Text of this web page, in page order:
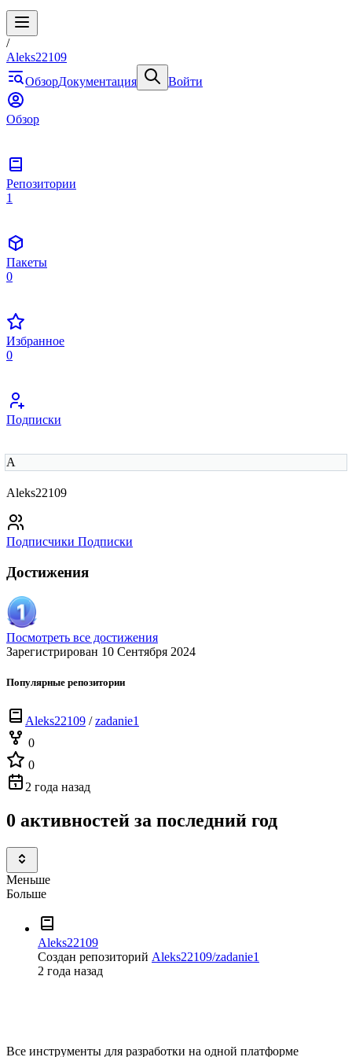
/
Aleks22109
ОбзорДокументация Войти
Обзор
Репозитории
1
Пакеты
0
Избранное
0
Подписки
A
Aleks22109
Подписчики Подписки
Достижения
Посмотреть все достижения
Зарегистрирован 10 Сентября 2024
Популярные репозитории
Aleks22109 /zadanie1
0
0
2 года назад
0 активностей за последний год
Меньше
Больше
Aleks22109
Создан репозиторий Aleks22109/zadanie1
2 года назад
Все инструменты для разработки на одной платформе